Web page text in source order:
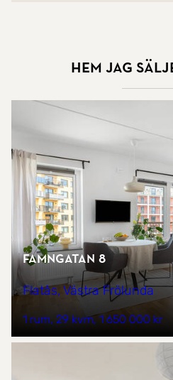
Hem jag
Famngatan 8
Flatås, Västra Frölunda
1 rum 29 kvm 1 650 000 kr